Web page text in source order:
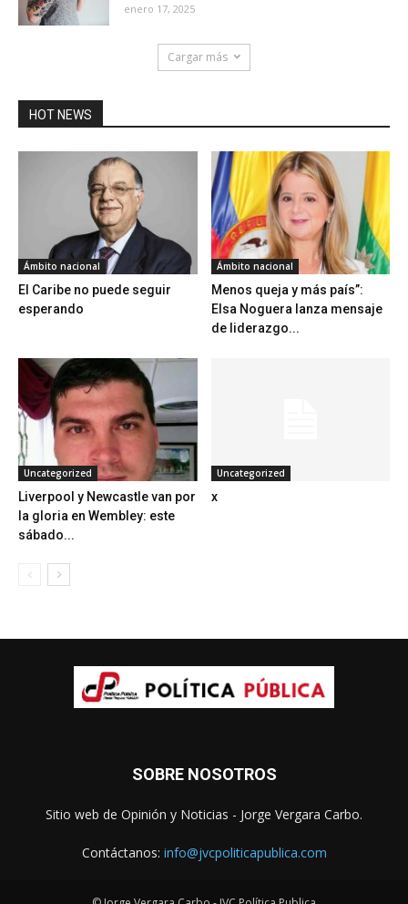
enero 17, 2025
Cargar más
HOT NEWS
Ámbito nacional
El Caribe no puede seguir
esperando
Ámbito nacional
Menos queja y más país”:
Elsa Noguera lanza mensaje
de liderazgo...
Uncategorized
Liverpool y Newcastle van por
la gloria en Wembley: este
sábado...
Uncategorized
x
SOBRE NOSOTROS
Sitio web de Opinión y Noticias - Jorge Vergara Carbo.
Contáctanos: info@jvcpoliticapublica.com